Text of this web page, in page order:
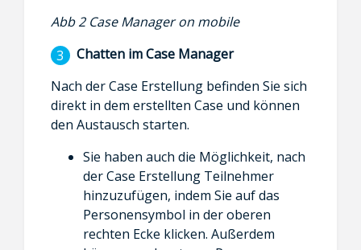
Abb 2Case Manager on mobile
Chatten im Case Manager
Nach der Case Erstellung befinden Sie sich
direkt in dem erstellten Case und können
den Austausch starten.
Sie haben auch die Möglichkeit, nach
der Case Erstellung Teilnehmer
hinzuzufügen, indem Sie auf das
Personensymbol in der oberen
rechten Ecke klicken. Außerdem